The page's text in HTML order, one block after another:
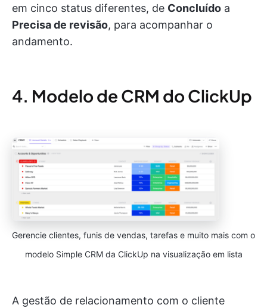
em cinco status diferentes, de Concluído a
Precisa de revisão, para acompanhar o
andamento.
4. Modelo de CRM do ClickUp
Gerencie clientes, funis de vendas, tarefas e muito mais com o
modelo Simple CRM da ClickUp na visualização em lista
A gestão de relacionamento com o cliente